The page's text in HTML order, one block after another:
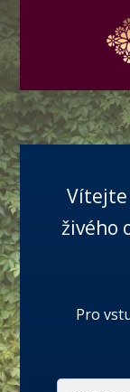
Vítejte
živého
Pro